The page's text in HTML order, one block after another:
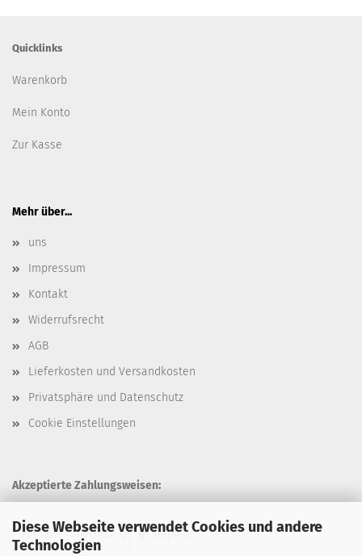
Diese Webseite verwendet Cookies und andere
Technologien
Quicklinks
Warenkorb
Mein Konto
Zur Kasse
Mehr über...
uns
Impressum
Kontakt
Widerrufsrecht
AGB
Lieferkosten und Versandkosten
Privatsphäre und Datenschutz
Cookie Einstellungen
Akzeptierte Zahlungsweisen: